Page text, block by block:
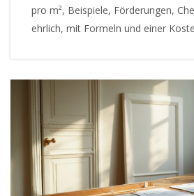
pro m², Beispiele, Förderungen,
ehrlich, mit Formeln und einer